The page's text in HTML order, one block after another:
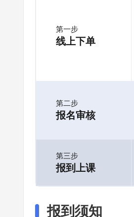
第一步
线上下单
第二步
报名审核
第三步
报到上课
报到须知